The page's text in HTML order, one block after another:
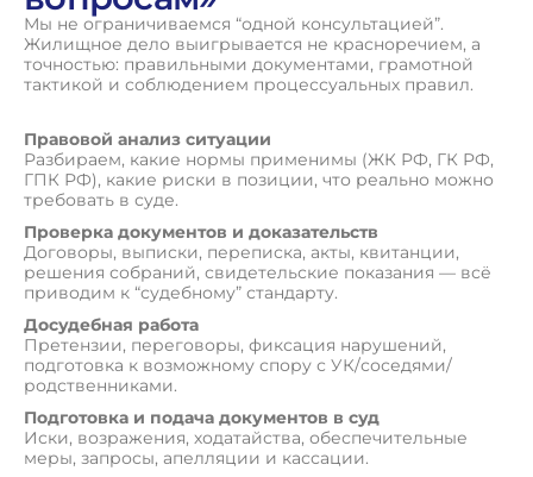
Мы не ограничиваемся “одной консультацией”.
Жилищное дело выигрывается не красноречием, а
точностью: правильными документами, грамотной
тактикой и соблюдением процессуальных правил.
Правовой анализ ситуации
Разбираем, какие нормы применимы (ЖК РФ, ГК РФ,
ГПК РФ), какие риски в позиции, что реально можно
требовать в суде.
Проверка документов и доказательств
Договоры, выписки, переписка, акты, квитанции,
решения собраний, свидетельские показания — всё
приводим к “судебному” стандарту.
Досудебная работа
Претензии, переговоры, фиксация нарушений,
подготовка к возможному спору с УК/соседями/
родственниками.
Подготовка и подача документов в суд
Иски, возражения, ходатайства, обеспечительные
меры, запросы, апелляции и кассации.